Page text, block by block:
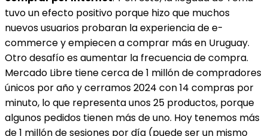
tuvo un efecto positivo porque hizo que muchos
nuevos usuarios probaran la experiencia de e-
commerce y empiecen a comprar más en Uruguay.
Otro desafío es aumentar la frecuencia de compra.
Mercado Libre tiene cerca de 1 millón de compradores
únicos por año y cerramos 2024 con 14 compras por
minuto, lo que representa unos 25 productos, porque
algunos pedidos tienen más de uno. Hoy tenemos más
de 1 millón de sesiones por día (puede ser un mismo